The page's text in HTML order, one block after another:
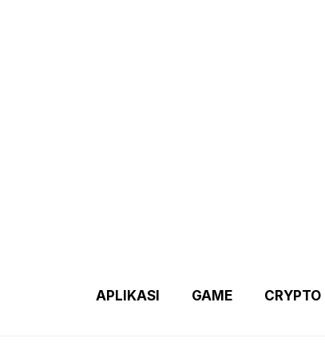
APLIKASI GAME CRYPTO